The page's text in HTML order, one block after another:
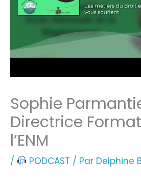
Sophie
Directrice
l’ENM
/ PODCAST / Par Delphine